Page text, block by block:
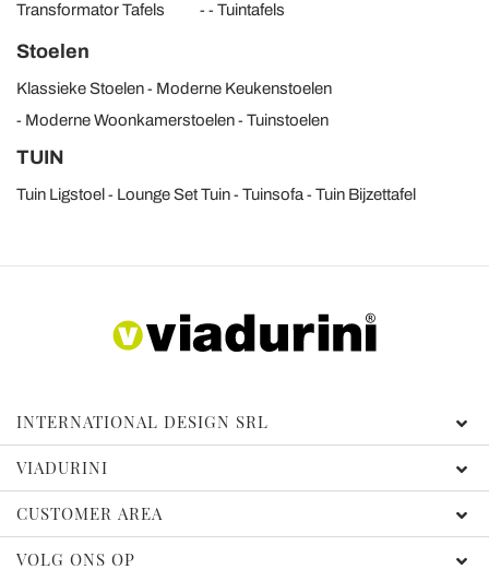
Transformator Tafels
Tuintafels
Stoelen
Klassieke Stoelen
Moderne Keukenstoelen
Moderne Woonkamerstoelen
Tuinstoelen
TUIN
Tuin Ligstoel Lounge Set Tuin Tuinsofa Tuin Bijzettafel
INTERNATIONAL DESIGN SRL
VIADURINI
CUSTOMER AREA
VOLG ONS OP